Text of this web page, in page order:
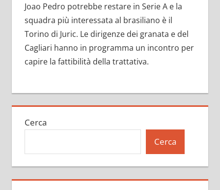
Joao Pedro potrebbe restare in Serie A e la
squadra più interessata al brasiliano è il
Torino di Juric. Le dirigenze dei granata e del
Cagliari hanno in programma un incontro per
capire la fattibilità della trattativa.
Cerca
Cerca